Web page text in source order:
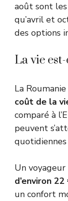
août sont
qu’avril et
des options
La vie
La
coût de la
comparé à
peuvent
quotidiennes
Un
d’environ
un confort